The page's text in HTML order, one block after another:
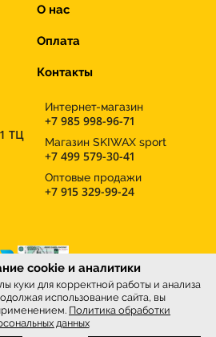
О нас
Оплата
Контакты
ТЦ
Интернет-магазин
+7 985 998-96-71
Магазин SKIWAX sport
+7 499 579-30-41
Оптовые продажи
+7 915 329-99-24
cookie и аналитики
куки для корректной работы и анализа
использование сайта, вы
Политика обработки
данных